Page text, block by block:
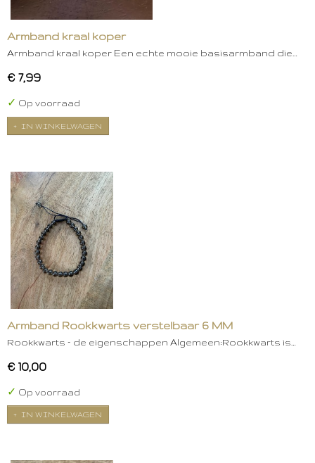
Armband kraal koper
Armband kraal koper Een echte mooie basisarmband die…
€ 7,99
✓ Op voorraad
IN WINKELWAGEN
Armband Rookkwarts verstelbaar 6 MM
Rookkwarts – de eigenschappen Algemeen:Rookkwarts is…
€ 10,00
✓ Op voorraad
IN WINKELWAGEN